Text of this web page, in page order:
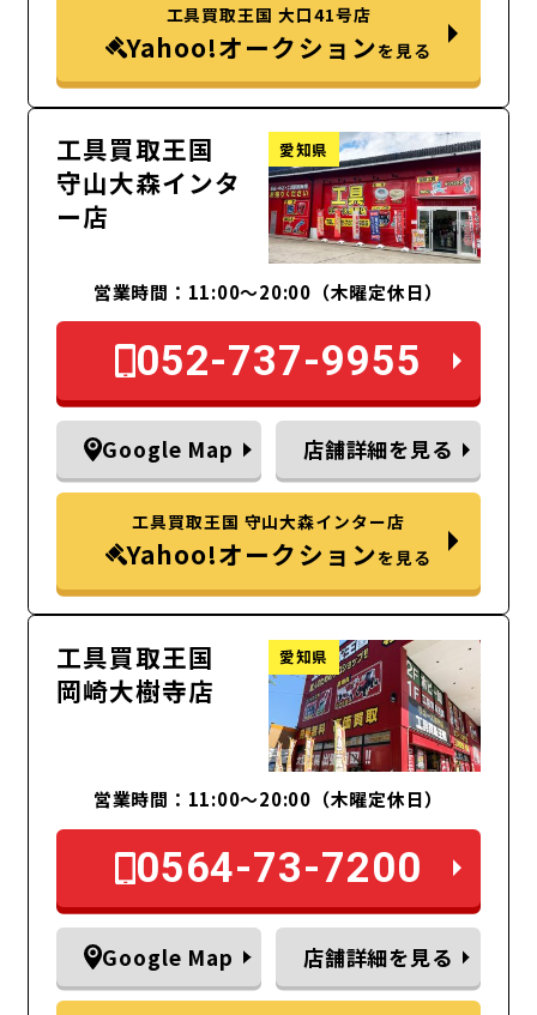
工具買取王国 大口41号店
Yahoo!オークションを見る
工具買取王国
守山大森インタ
ー店
愛知県
営業時間：11:00～20:00（木曜定休日）
052-737-9955
Google Map 店舗詳細を見る
工具買取王国 守山大森インター店
Yahoo!オークションを見る
工具買取王国
岡崎大樹寺店
愛知県
営業時間：11:00～20:00（木曜定休日）
0564-73-7200
Google Map 店舗詳細を見る